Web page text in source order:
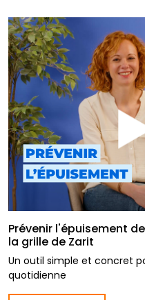
Prévenir l'épuisement
la grille de Zarit
Un outil simple et concret
quotidienne